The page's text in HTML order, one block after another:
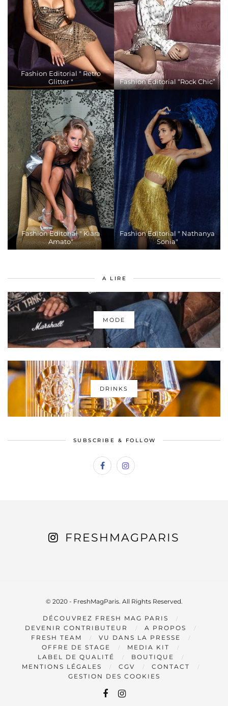
Fashion Editorial " Retro
Glitter "
Fashion Editorial “Rock Chic”
Fashion Editorial " Kiara
Amato"
Fashion Editorial " Nathanya
Sonia"
A LIRE
MODE
DRINKS
SUBSCRIBE & FOLLOW
FRESHMAGPARIS
© 2020 - FreshMagParis. All Rights Reserved.
DÉCOUVREZ FRESH MAG PARIS
DEVENIR CONTRIBUTEUR
A PROPOS
FRESH TEAM
VU DANS LA PRESSE
OFFRE DE STAGE
MEDIA KIT
LABEL DE QUALITÉ
BOUTIQUE
MENTIONS LÉGALES
CGV
CONTACT
GESTION DES COOKIES